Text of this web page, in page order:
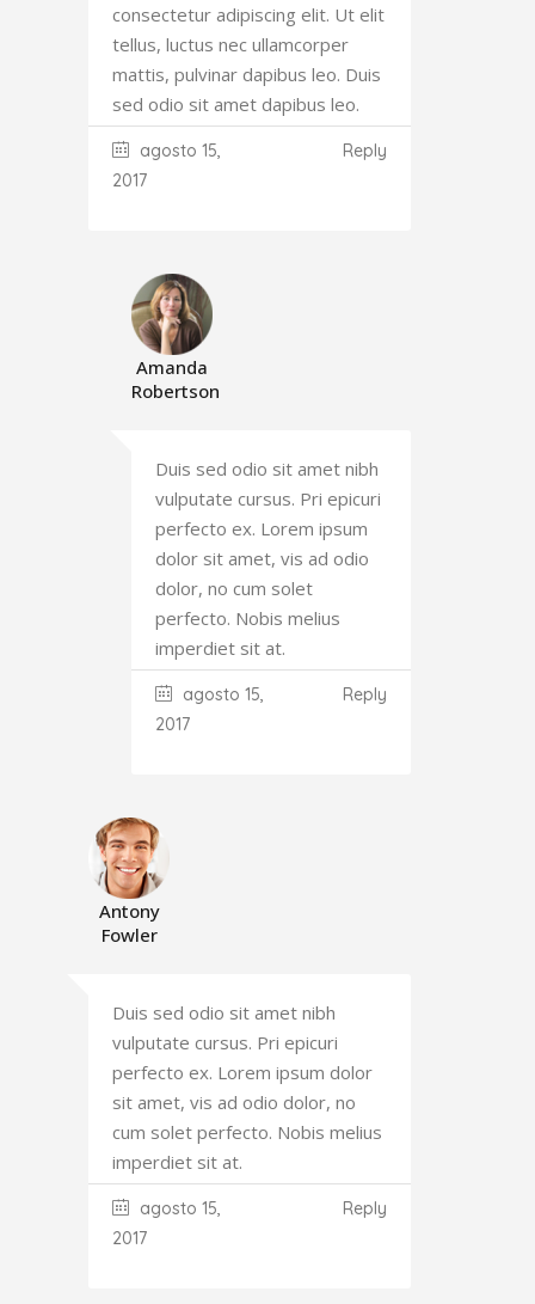
consectetur adipiscing elit. Ut elit
tellus, luctus nec ullamcorper
mattis, pulvinar dapibus leo. Duis
sed odio sit amet dapibus leo.
agosto 15,
2017
Reply
Amanda
Robertson
Duis sed odio sit amet nibh
vulputate cursus. Pri epicuri
perfecto ex. Lorem ipsum
dolor sit amet, vis ad odio
dolor, no cum solet
perfecto. Nobis melius
imperdiet sit at.
agosto 15,
2017
Reply
Antony
Fowler
Duis sed odio sit amet nibh
vulputate cursus. Pri epicuri
perfecto ex. Lorem ipsum dolor
sit amet, vis ad odio dolor, no
cum solet perfecto. Nobis melius
imperdiet sit at.
agosto 15,
2017
Reply